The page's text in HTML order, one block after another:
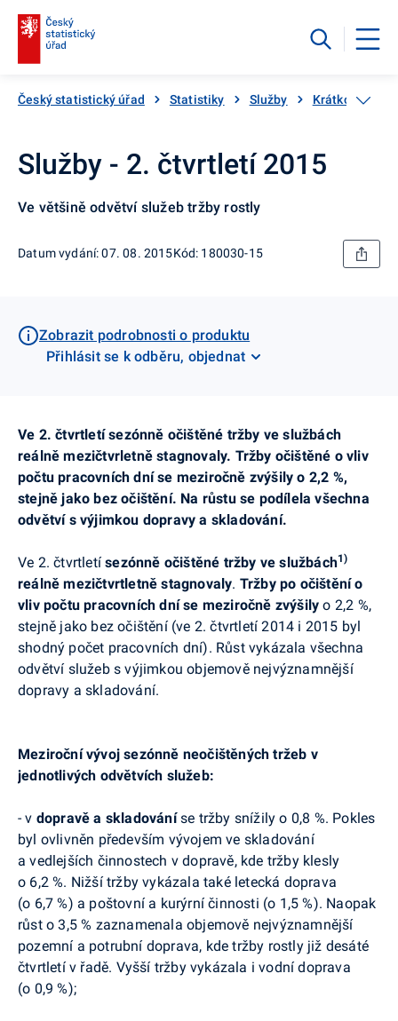
Český statistický úřad Statistiky Služby Krátkodobé
Služby - 2. čtvrtletí 2015
Ve většině odvětví služeb tržby rostly
Datum vydání: 07. 08. 2015Kód: 180030-15
Zobrazit podrobnosti o produktu
Přihlásit se k odběru, objednat
Ve 2. čtvrtletí sezónně očištěné tržby ve službách
reálně mezičtvrletně stagnovaly. Tržby očištěné o vliv
počtu pracovních dní se meziročně zvýšily o 2,2 %,
stejně jako bez očištění. Na růstu se podílela všechna
odvětví s výjimkou dopravy a skladování.
Ve 2. čtvrtletísezónně očištěné tržby ve službách1)
reálně mezičtvrtletně stagnovaly. Tržby po očištění o
vliv počtu pracovních dní se meziročně zvýšilyo 2,2 %,
stejně jako bez očištění (ve 2. čtvrtletí 2014 i 2015 byl
shodný počet pracovních dní). Růst vykázala všechna
odvětví služeb s výjimkou objemově nejvýznamnější
dopravy a skladování.
Meziroční vývoj sezónně neočištěných tržeb v
jednotlivých odvětvích služeb:
-v dopravě a skladováníse tržby snížily o 0,8 %. Pokles
byl ovlivněn především vývojem ve skladování
a vedlejších činnostech v dopravě, kde tržby klesly
o 6,2 %. Nižší tržby vykázala také letecká doprava
(o 6,7 %) a poštovní a kurýrní činnosti (o 1,5 %). Naopak
růst o 3,5 % zaznamenala objemově nejvýznamnější
pozemní a potrubní doprava, kde tržby rostly již desáté
čtvrtletí v řadě. Vyšší tržby vykázala i vodní doprava
(o 0,9 %);